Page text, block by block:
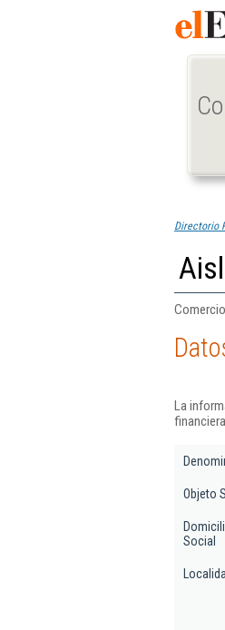
Directorio
La
Objeto
Social